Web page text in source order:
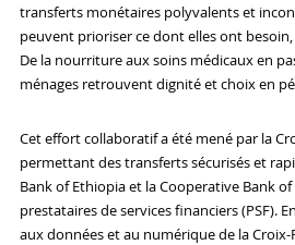
transferts monétaires polyvalents et
peuvent prioriser ce dont elles ont
De la nourriture aux soins médicaux en
ménages retrouvent dignité et choix en
Cet effort collaboratif a été mené par la
permettant des transferts sécurisés et
Bank of Ethiopia et la Cooperative Bank
prestataires de services financiers (PSF).
aux données et au numérique de la Croix-